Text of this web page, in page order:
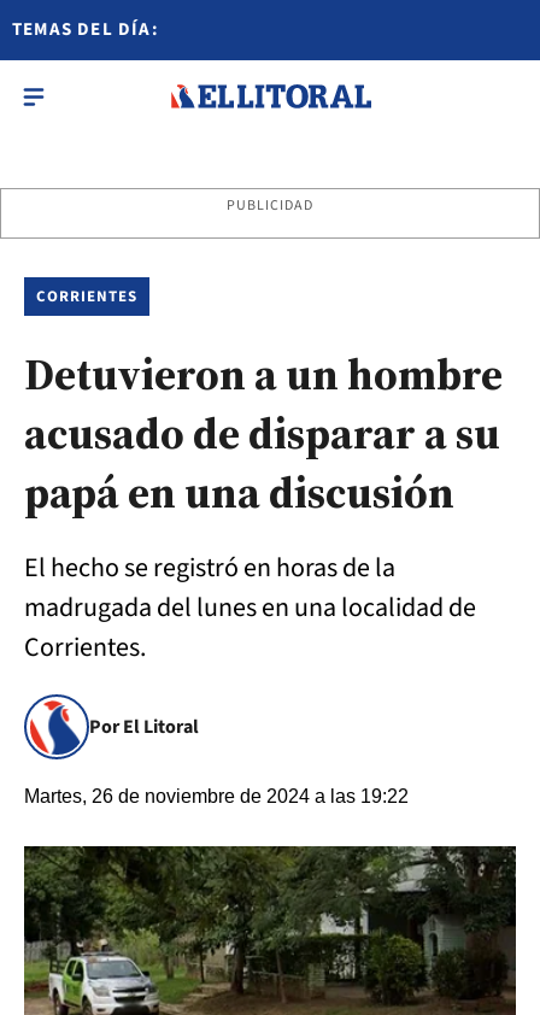
TEMAS DEL DÍA:
PUBLICIDAD
CORRIENTES
Detuvieron a un hombre
acusado de disparar a su
papá en una discusión
El hecho se registró en horas de la
madrugada del lunes en una localidad de
Corrientes.
Por El Litoral
Martes, 26 de noviembre de 2024 a las 19:22